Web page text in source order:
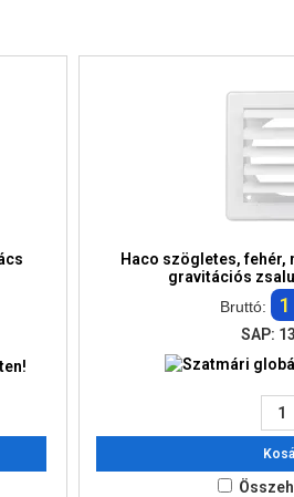
Haco szögletes, fehér,
gravitációs
Bruttó:
SAP: